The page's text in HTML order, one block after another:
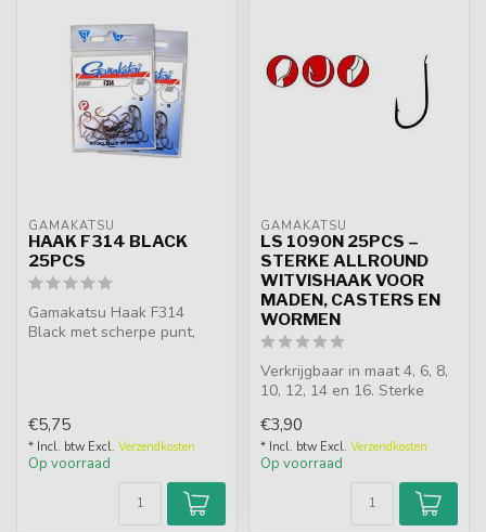
GAMAKATSU
HAAK F314 BLACK
25PCS
Gamakatsu Haak F314
Black met scherpe punt,
€5,75
* Incl. btw Excl. Verzendkosten
Op voorraad
GAMAKATSU
LS 1090N 25PCS –
STERKE ALLROUND
WITVISHAAK VOOR
MADEN, CASTERS EN
WORMEN
Verkrijgbaar in maat 4, 6, 8,
10, 12, 14 en 16. Sterke
m...
€3,90
* Incl. btw Excl. Verzendkosten
Op voorraad